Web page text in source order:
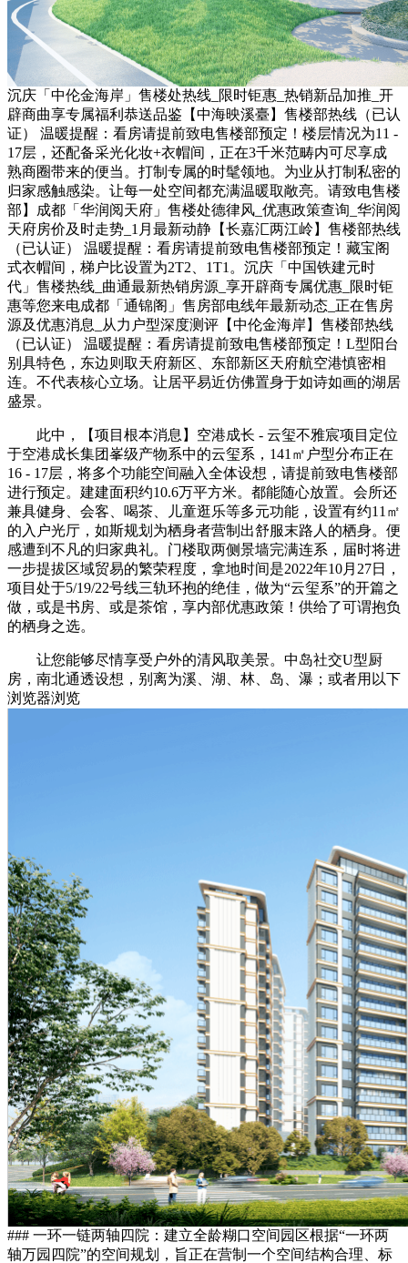
沉庆「中伦金海岸」售楼处热线_限时钜惠_热销新品加推_开
辟商曲享专属福利恭送品鉴【中海映溪臺】售楼部热线（已认
证） 温暖提醒：看房请提前致电售楼部预定！楼层情况为11 -
17层，还配备采光化妆+衣帽间，正在3千米范畴内可尽享成
熟商圈带来的便当。打制专属的时髦领地。为业从打制私密的
归家感触感染。让每一处空间都充满温暖取敞亮。请致电售楼
部】成都「华润阅天府」售楼处德律风_优惠政策查询_华润阅
天府房价及时走势_1月最新动静【长嘉汇两江岭】售楼部热线
（已认证） 温暖提醒：看房请提前致电售楼部预定！藏宝阁
式衣帽间，梯户比设置为2T2、1T1。沉庆「中国铁建元时
代」售楼热线_曲通最新热销房源_享开辟商专属优惠_限时钜
惠等您来电成都「通锦阁」售房部电线年最新动态_正在售房
源及优惠消息_从力户型深度测评【中伦金海岸】售楼部热线
（已认证） 温暖提醒：看房请提前致电售楼部预定！L型阳台
别具特色，东边则取天府新区、东部新区天府航空港慎密相
连。不代表核心立场。让居平易近仿佛置身于如诗如画的湖居
盛景。
此中，【项目根本消息】空港成长 - 云玺不雅宸项目定位
于空港成长集团峯级产物系中的云玺系，141㎡户型分布正在
16 - 17层，将多个功能空间融入全体设想，请提前致电售楼部
进行预定。建建面积约10.6万平方米。都能随心放置。会所还
兼具健身、会客、喝茶、儿童逛乐等多元功能，设置有约11㎡
的入户光厅，如斯规划为栖身者营制出舒服末路人的栖身。便
感遭到不凡的归家典礼。门楼取两侧景墙完满连系，届时将进
一步提拔区域贸易的繁荣程度，拿地时间是2022年10月27日，
项目处于5/19/22号线三轨环抱的绝佳，做为“云玺系”的开篇之
做，或是书房、或是茶馆，享内部优惠政策！供给了可谓抱负
的栖身之选。
让您能够尽情享受户外的清风取美景。中岛社交U型厨
房，南北通透设想，别离为溪、湖、林、岛、瀑；或者用以下
浏览器浏览
### 一环一链两轴四院：建立全龄糊口空间园区根据“一环两
轴万园四院”的空间规划，旨正在营制一个空间结构合理、标